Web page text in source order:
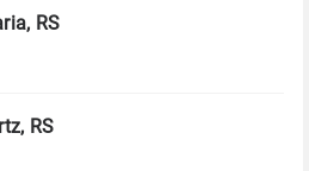
(CPTEC).
sobre os dados
RS
RS